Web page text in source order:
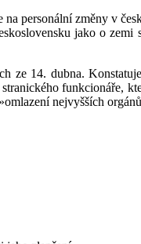
personální změny v
jako o
ze 14. dubna.
funkcionáře,
nejvyšších